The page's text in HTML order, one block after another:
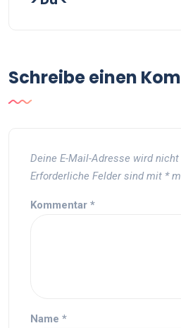
Schreibe einen
Deine E-Mail-Adresse wird
Erforderliche Felder sind mit *
Kommentar *
Name *